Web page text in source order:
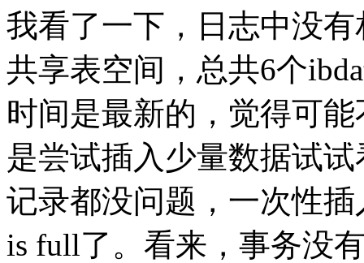
我看了一下，日志中没
共享表空间，总共6个
时间是最新的，觉得可
是尝试插入少量数据试
记录都没问题，一次性
is full了。看来，事务没